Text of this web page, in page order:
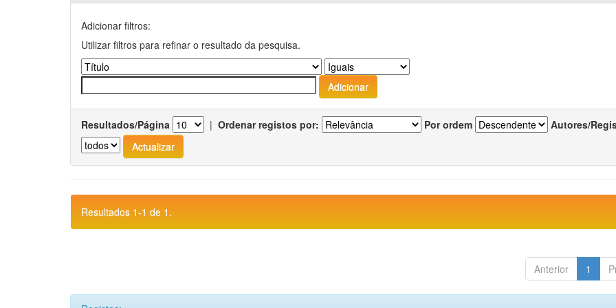
Adicionar filtros:
Utilizar filtros para refinar o resultado da pesquisa.
Resultados/Página | Ordenar registos por: Por ordem Autores/
Resultados 1-1 de 1.
Anterior 1